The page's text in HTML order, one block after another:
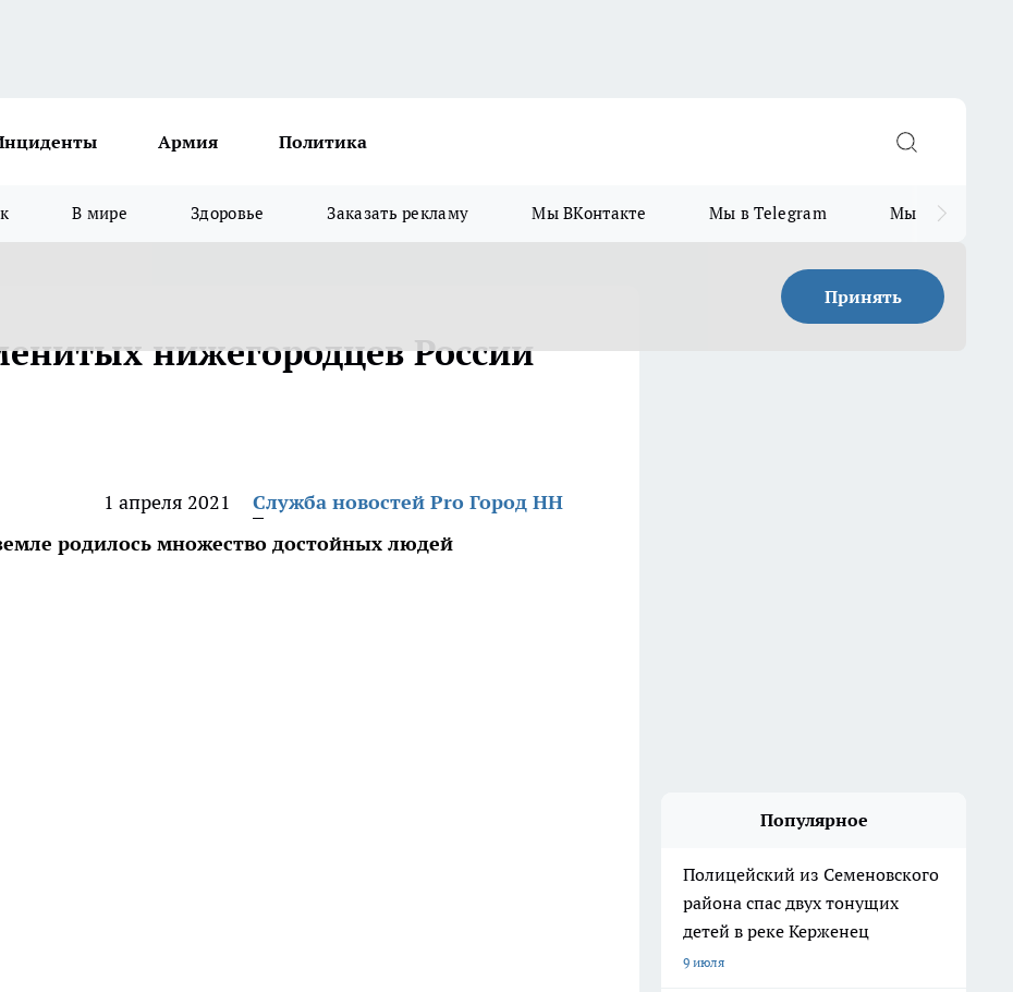
Армия Политика
В мире Здоровье Заказать рекламу Мы ВКонтакте Мы в Telegram Мы в MAX
Принять
нижегородцев России
1 апреля 2021
Служба новостей Pro Город НН
родилось множество достойных людей
Популярное
Полицейский из Семеновского
района спас двух тонущих
детей в реке Керженец
9 июля